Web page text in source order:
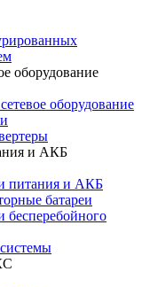
оборудование
оборудование
и АКБ
питания и АКБ
батареи
бесперебойного